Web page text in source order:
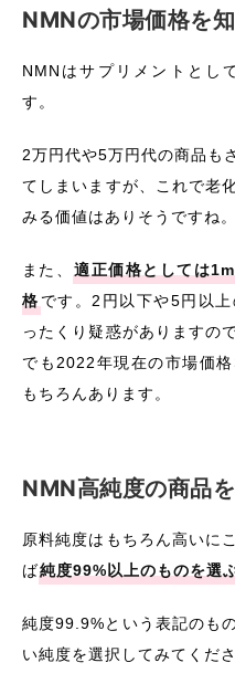
NMNの市場価格を
NMNはサプリメントとし
す。
2万円代や5万円代の商品も
てしまいますが、これで老
みる価値はありそうですね。
また、 適正価格としては
格 です。2円以下や5円以
ったくり疑惑がありますの
でも2022年現在の市場価
もちろんあります。
NMN高純度の商品
原料純度はもちろん高いに
ば純度99%以上のものを選
純度99.9%という表記のも
い純度を選択してみてくださ